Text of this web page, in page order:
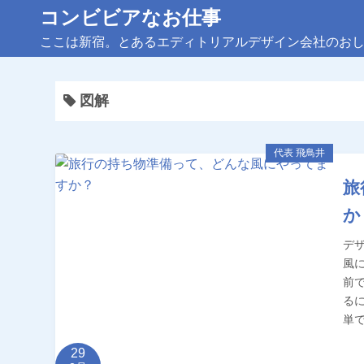
コンビビアなお仕事
ここは新宿。とあるエディトリアルデザイン会社のお
図解
代表 飛鳥井
29
か
デ
風
前
る
単